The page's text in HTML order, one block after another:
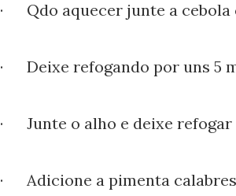
· Qdo aquecer junte a cebola
· Deixe refogando por uns 5
· Junte o alho e deixe refogar
· Adicione a pimenta